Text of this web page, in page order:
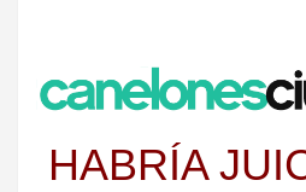
HABRÍA